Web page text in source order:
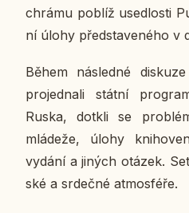
chrámu poblíž used­los­ti
ní úlohy před­sta­ve­né­ho v
Během ná­sled­né
pro­jed­na­li státní
Ruska, dotkli se
mlá­de­že, úlohy
vydání a jiných otázek.
ské a sr­deč­né at­mo­sfé­ře.